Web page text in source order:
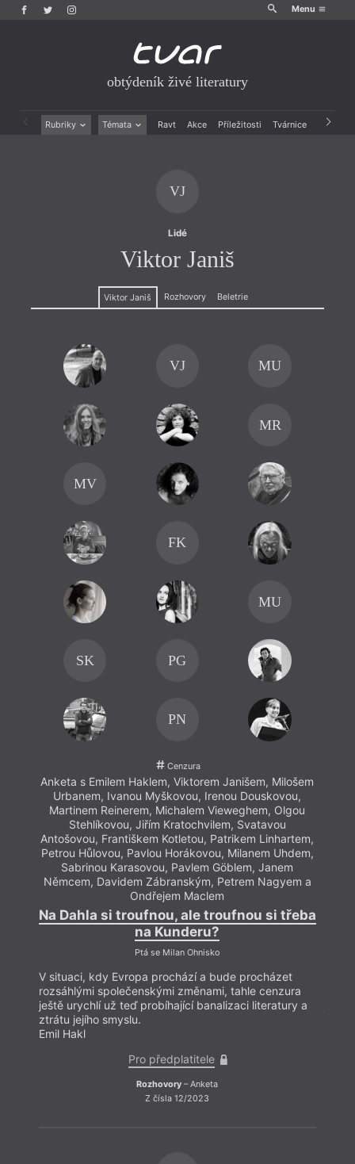
Menu
obtýdeník živé literatury
Rubriky Témata Ravt Akce Příležitosti Tvárnice Archiv
VJ
Lidé
Viktor Janiš
Viktor Janiš Rozhovory Beletrie
VJ MU
MR
MV
FK
MU
SK PG
PN
Cenzura
Anketa s Emilem Haklem, Viktorem Janišem, Milošem
Urbanem, Ivanou Myškovou, Irenou Douskovou,
Martinem Reinerem, Michalem Vieweghem, Olgou
Stehlíkovou, Jiřím Kratochvilem, Svatavou
Antošovou, Františkem Kotletou, Patrikem Linhartem,
Petrou Hůlovou, Pavlou Horákovou, Milanem Uhdem,
Sabrinou Karasovou, Pavlem Göblem, Janem
Němcem, Davidem Zábranským, Petrem Nagyem a
Ondřejem Maclem
Na Dahla si troufnou, ale troufnou si třeba
na Kunderu?
Ptá se Milan Ohnisko
V situaci, kdy Evropa prochází a bude procházet
rozsáhlými společenskými změnami, tahle cenzura
ještě urychlí už teď probíhající banalizaci literatury a
ztrátu jejího smyslu.
Emil Hakl
Pro předplatitele
Rozhovory – Anketa
Z čísla 12/2023